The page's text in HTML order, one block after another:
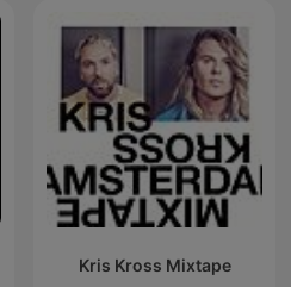
Kris Kross Mixtape